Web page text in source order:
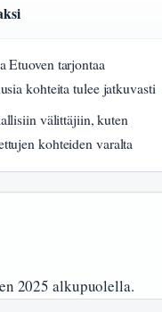
Etuoven tarjontaa
kohteita tulee jatkuvasti
välittäjiin, kuten
kohteiden varalta
2025 alkupuolella.